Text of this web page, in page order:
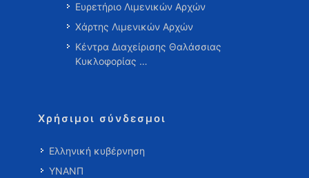
Ευρετήριο Λιμενικών Αρχών
Χάρτης Λιμενικών Αρχών
Κέντρα Διαχείρισης Θαλάσσιας
Κυκλοφορίας …
Χρήσιμοι σύνδεσμοι
Ελληνική κυβέρνηση
ΥΝΑΝΠ